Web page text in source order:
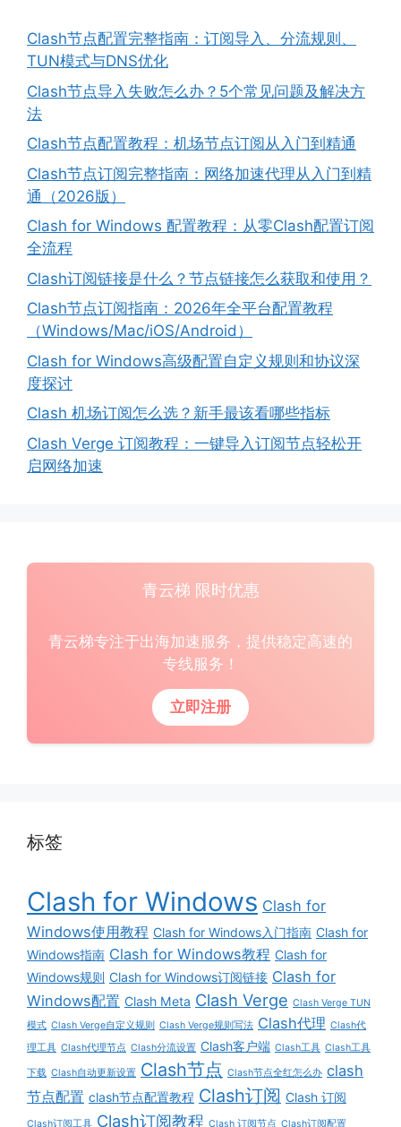
Clash节点配置完整指南：订阅导入、分流规则、
TUN模式与DNS优化
Clash节点导入失败怎么办？5个常见问题及解决方
法
Clash节点配置教程：机场节点订阅从入门到精通
Clash节点订阅完整指南：网络加速代理从入门到精
通（2026版）
Clash for Windows 配置教程：从零Clash配置订阅
全流程
Clash订阅链接是什么？节点链接怎么获取和使用？
Clash节点订阅指南：2026年全平台配置教程
（Windows/Mac/iOS/Android）
Clash for Windows高级配置自定义规则和协议深
度探讨
Clash 机场订阅怎么选？新手最该看哪些指标
Clash Verge 订阅教程：一键导入订阅节点轻松开
启网络加速
青云梯 限时优惠
青云梯专注于出海加速服务，提供稳定高速的
专线服务！
立即注册
标签
Clash for Windows Clash for
Windows使用教程 Clash for Windows入门指南 Clash for
Windows指南 Clash for Windows教程 Clash for
Windows规则 Clash for Windows订阅链接 Clash for
Windows配置 Clash Meta Clash Verge Clash Verge TUN
模式 Clash Verge自定义规则 Clash Verge规则写法 Clash代理 Clash代
理工具 Clash代理节点 Clash分流设置 Clash客户端 Clash工具 Clash工具
下载 Clash自动更新设置 Clash节点 Clash节点全红怎么办 clash
节点配置 clash节点配置教程 Clash订阅 Clash 订阅
Clash订阅工具 Clash订阅教程 Clash 订阅节点 Clash订阅配置